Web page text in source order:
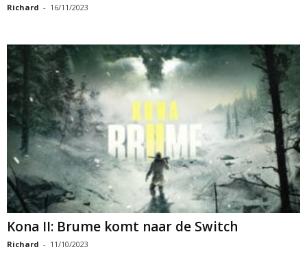
Richard - 16/11/2023
Kona II: Brume komt naar de Switch
Richard - 11/10/2023